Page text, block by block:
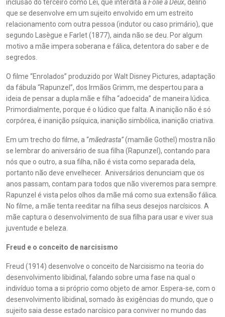
inclusão do terceiro como Lei, que interdita a Folie à Deux, delírio
que se desenvolve em um sujeito envolvido em um estreito
relacionamento com outra pessoa (indutor ou caso primário), que
segundo Lasègue e Farlet (1877), ainda não se deu. Por algum
motivo a mãe impera soberana e fálica, detentora do saber e de
segredos.
O filme “Enrolados” produzido por Walt Disney Pictures, adaptação
da fábula “Rapunzel”, dos Irmãos Grimm, me despertou para a
ideia de pensar a dupla mãe e filha “adoecida” de maneira lúdica.
Primordialmente, porque é o lúdico que falta. A inanição não é só
corpórea, é inanição psíquica, inanição simbólica, inanição criativa.
Em um trecho do filme, a “mãedrasta”(mamãe Gothel) mostra não
se lembrar do aniversário de sua filha (Rapunzel), contando para
nós que o outro, a sua filha, não é vista como separada dela,
portanto não deve envelhecer. Aniversários denunciam que os
anos passam, contam para todos que não viveremos para sempre.
Rapunzel é vista pelos olhos da mãe má como sua extensão fálica.
No filme, a mãe tenta reeditar na filha seus desejos narcísicos. A
mãe captura o desenvolvimento de sua filha para usar e viver sua
juventude e beleza.
Freud e o conceito de narcisismo
Freud (1914) desenvolve o conceito de Narcisismo na teoria do
desenvolvimento libidinal, falando sobre uma fase na qual o
indivíduo toma a si próprio como objeto de amor. Espera-se, com o
desenvolvimento libidinal, somado às exigências do mundo, que o
sujeito saia desse estado narcísico para conviver no mundo das